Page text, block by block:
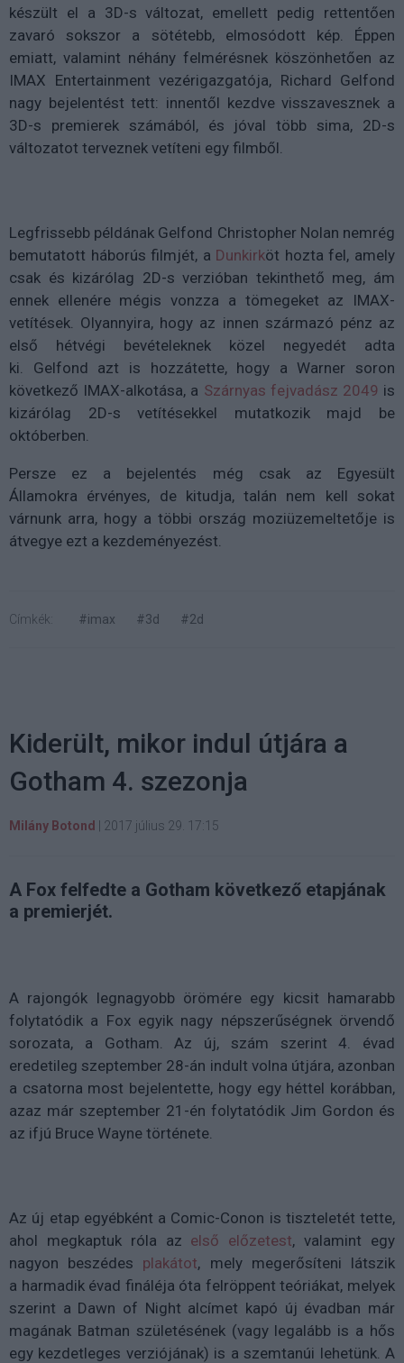
készült el a 3D-s változat, emellett pedig rettentően
zavaró sokszor a sötétebb, elmosódott kép. Éppen
emiatt, valamint néhány felmérésnek köszönhetően az
IMAX Entertainment vezérigazgatója, Richard Gelfond
nagy bejelentést tett: innentől kezdve visszavesznek a
3D-s premierek számából, és jóval több sima, 2D-s
változatot terveznek vetíteni egy filmből.
Legfrissebb példának Gelfond Christopher Nolan nemrég
bemutatott háborús filmjét, a Dunkirköt hozta fel, amely
csak és kizárólag 2D-s verzióban tekinthető meg, ám
ennek ellenére mégis vonzza a tömegeket az IMAX-
vetítések. Olyannyira, hogy az innen származó pénz az
első hétvégi bevételeknek közel negyedét adta
ki. Gelfond azt is hozzátette, hogy a Warner soron
következő IMAX-alkotása, a Szárnyas fejvadász 2049 is
kizárólag 2D-s vetítésekkel mutatkozik majd be
októberben.
Persze ez a bejelentés még csak az Egyesült
Államokra érvényes, de kitudja, talán nem kell sokat
várnunk arra, hogy a többi ország moziüzemeltetője is
átvegye ezt a kezdeményezést.
Címkék: #imax #3d #2d
Kiderült, mikor indul útjára a
Gotham 4. szezonja
Milány Botond 2017 július 29. 17:15
A Fox felfedte a Gotham következő etapjának
a premierjét.
A rajongók legnagyobb örömére egy kicsit hamarabb
folytatódik a Fox egyik nagy népszerűségnek örvendő
sorozata, a Gotham. Az új, szám szerint 4. évad
eredetileg szeptember 28-án indult volna útjára, azonban
a csatorna most bejelentette, hogy egy héttel korábban,
azaz már szeptember 21-én folytatódik Jim Gordon és
az ifjú Bruce Wayne története.
Az új etap egyébként a Comic-Conon is tiszteletét tette,
ahol megkaptuk róla az első előzetest, valamint egy
nagyon beszédes plakátot, mely megerősíteni látszik
a harmadik évad fináléja óta felröppent teóriákat, melyek
szerint a Dawn of Night alcímet kapó új évadban már
magának Batman születésének (vagy legalább is a hős
egy kezdetleges verziójának) is a szemtanúi lehetünk. A